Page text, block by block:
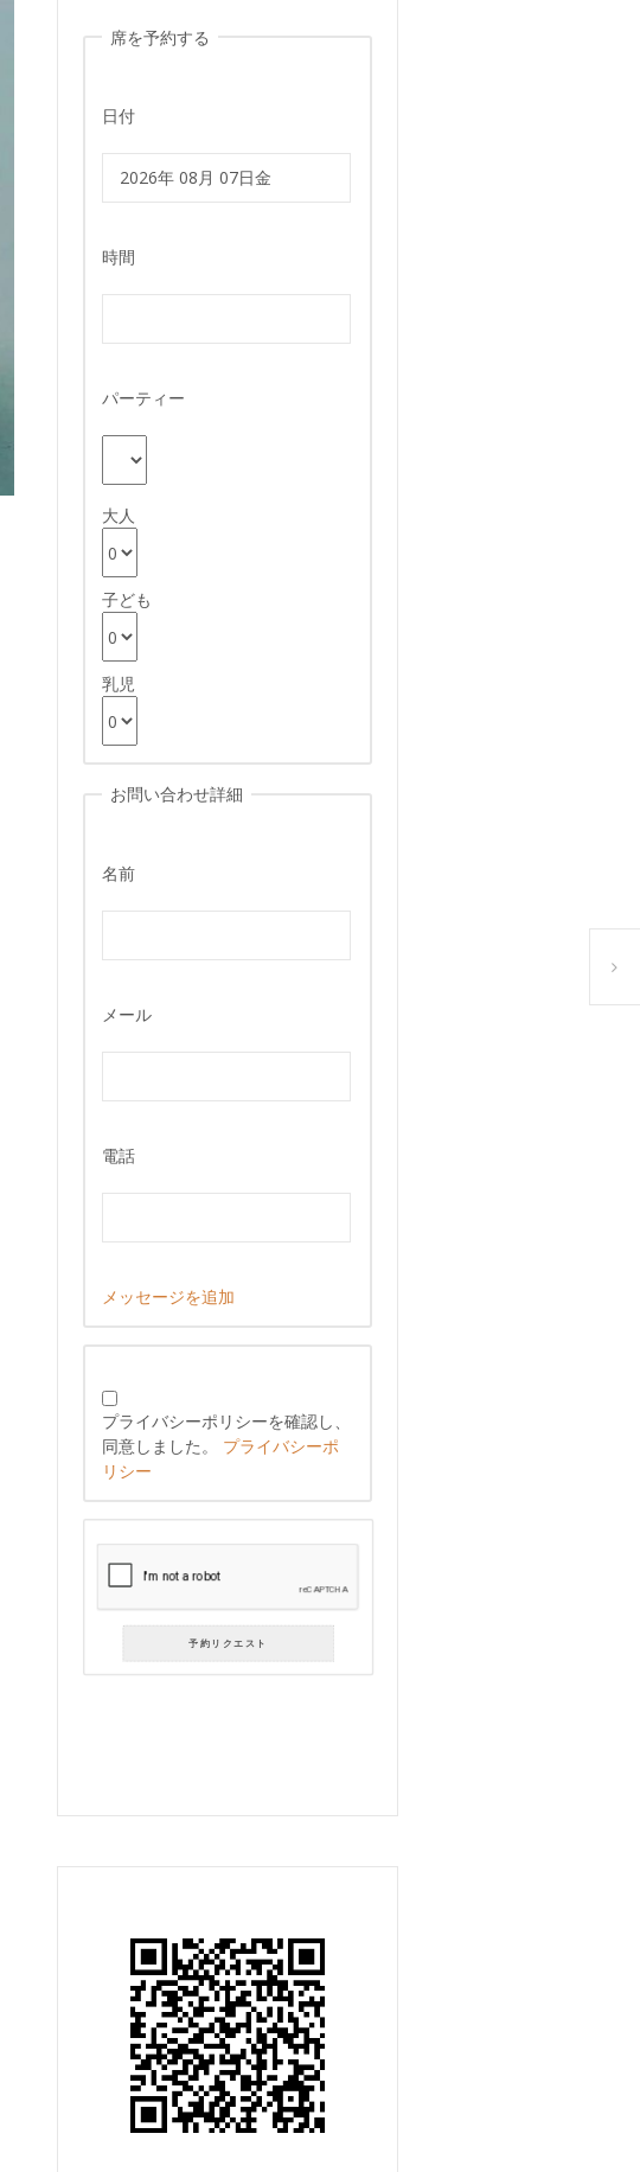
アイ
席を予約する
日付
時間
パーティー
大人
子ども
乳児
お問い合わせ詳細
名前
メール
電話
メッセージを追加
プライバシーポリシーを確認し、
同意しました。 プライバシーポ
リシー
予約リクエスト